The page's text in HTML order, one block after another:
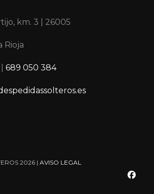
km. 3 | 26005
Rioja
689 050 384
2026 | AVISO LEGAL